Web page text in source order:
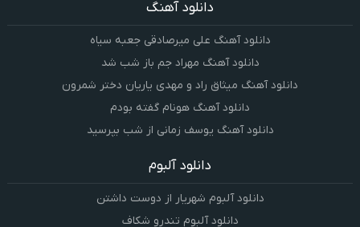
دانلود آهنگ
دانلود آهنگ علی میرصادقی جعبه سیاه
دانلود آهنگ مهراد جم باز شب شد
دانلود آهنگ میثاق راد و مهدی یاریان دختر شمرون
دانلود آهنگ هونام گفته بودم
دانلود آهنگ یوسف زمانی از شب بپرسید
دانلود آلبوم
دانلود آلبوم شهریار از دوست داشتن
دانلود آلبوم تندرو شکاف